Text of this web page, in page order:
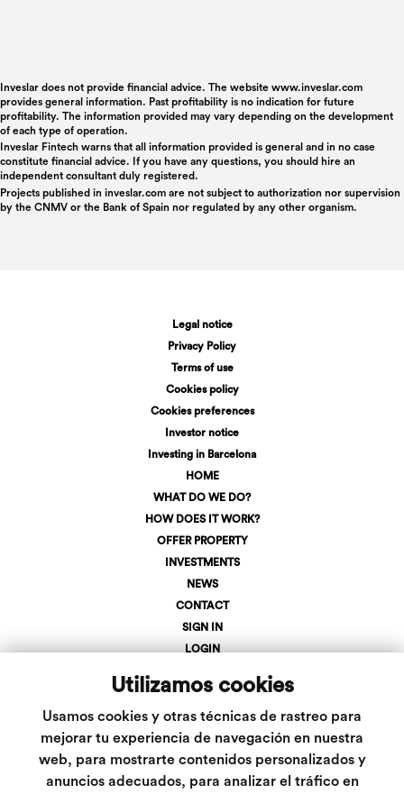
Utilizamos cookies
Usamos cookies y otras técnicas de rastreo para
mejorar tu experiencia de navegación en nuestra
web, para mostrarte contenidos personalizados y
anuncios adecuados, para analizar el tráfico en
Inveslar does not provide financial advice. The website www.inveslar.com
provides general information. Past profitability is no indication for future
profitability. The information provided may vary depending on the development
of each type of operation.
Inveslar Fintech warns that all information provided is general and in no case
constitute financial advice. If you have any questions, you should hire an
independent consultant duly registered.
Projects published in inveslar.com are not subject to authorization nor supervision
by the CNMV or the Bank of Spain nor regulated by any other organism.
Legal notice
Privacy Policy
Terms of use
Cookies policy
Cookies preferences
Investor notice
Investing in Barcelona
HOME
WHAT DO WE DO?
HOW DOES IT WORK?
OFFER PROPERTY
INVESTMENTS
NEWS
CONTACT
SIGN IN
LOGIN
info@inveslar.com
Follow us